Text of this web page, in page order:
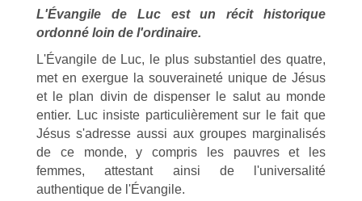
L'Évangile de Luc est un récit historique
ordonné loin de l'ordinaire.
L'Évangile de Luc, le plus substantiel des quatre,
met en exergue la souveraineté unique de Jésus
et le plan divin de dispenser le salut au monde
entier. Luc insiste particulièrement sur le fait que
Jésus s'adresse aussi aux groupes marginalisés
de ce monde, y compris les pauvres et les
femmes, attestant ainsi de l'universalité
authentique de l'Évangile.